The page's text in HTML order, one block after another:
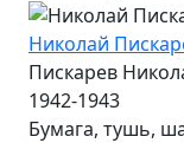
Николай
Пискарев
1942-1943
Бумага, тушь,